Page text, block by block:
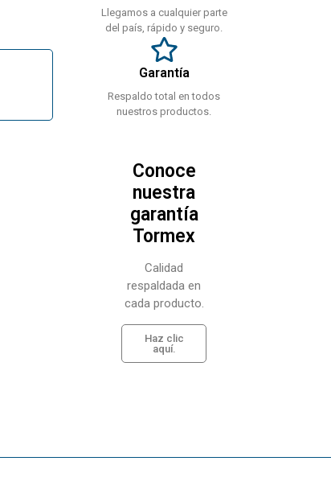
Llegamos a cualquier parte
del país, rápido y seguro.
Garantía
Respaldo total en todos
nuestros productos.
Conoce
nuestra
garantía
Tormex
Calidad
respaldada en
cada producto.
Haz clic
aquí.